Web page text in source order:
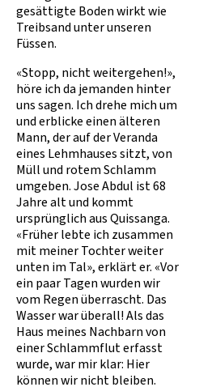
gesättigte Boden wirkt wie
Treibsand unter unseren
Füssen.
«Stopp, nicht weitergehen!»,
höre ich da jemanden hinter
uns sagen. Ich drehe mich um
und erblicke einen älteren
Mann, der auf der Veranda
eines Lehmhauses sitzt, von
Müll und rotem Schlamm
umgeben. Jose Abdul ist 68
Jahre alt und kommt
ursprünglich aus Quissanga.
«Früher lebte ich zusammen
mit meiner Tochter weiter
unten im Tal», erklärt er. «Vor
ein paar Tagen wurden wir
vom Regen überrascht. Das
Wasser war überall! Als das
Haus meines Nachbarn von
einer Schlammflut erfasst
wurde, war mir klar: Hier
können wir nicht bleiben.